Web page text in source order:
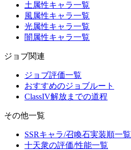
土属性キャラ一覧
風属性キャラ一覧
光属性キャラ一覧
闇属性キャラ一覧
ジョブ関連
ジョブ評価一覧
おすすめのジョブルート
ClassIV解放までの道程
その他一覧
SSRキャラ/召喚石実装順一覧
十天衆の評価/性能一覧